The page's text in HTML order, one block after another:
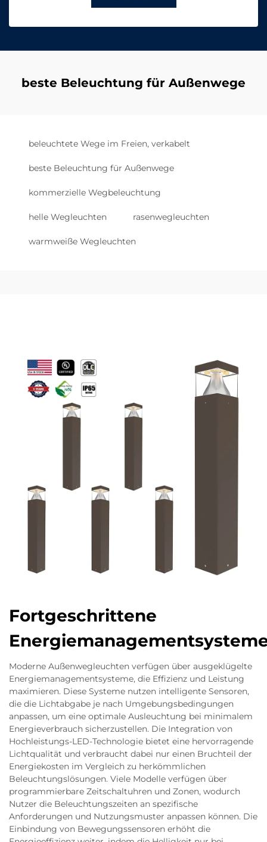
beste Beleuchtung für Außenwege
beleuchtete Wege im Freien, verkabelt
beste Beleuchtung für Außenwege
kommerzielle Wegbeleuchtung
helle Wegleuchten rasenwegleuchten
warmweiße Wegleuchten
Fortgeschrittene
Moderne Außenwegleuchten verfügen über ausgeklügelte
Energiemanagementsysteme, die Effizienz und Leistung
maximieren. Diese Systeme nutzen intelligente Sensoren,
die die Lichtabgabe je nach Umgebungsbedingungen
anpassen, um eine optimale Ausleuchtung bei minimalem
Energieverbrauch sicherzustellen. Die Integration von
Hochleistungs-LED-Technologie bietet eine hervorragende
Lichtqualität und verbraucht dabei nur einen Bruchteil der
Energiekosten im Vergleich zu herkömmlichen
Beleuchtungslösungen. Viele Modelle verfügen über
programmierbare Zeitschaltuhren und Zonen, wodurch
Nutzer die Beleuchtungszeiten an spezifische
Anforderungen und Nutzungsmuster anpassen können. Die
Einbindung von Bewegungssensoren erhöht die